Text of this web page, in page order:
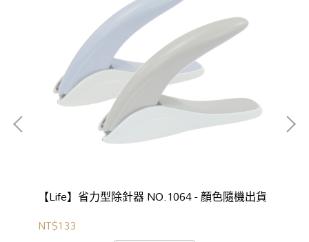
【Life】省力型除針器 NO.1064 - 顏色隨機出貨
NT$133